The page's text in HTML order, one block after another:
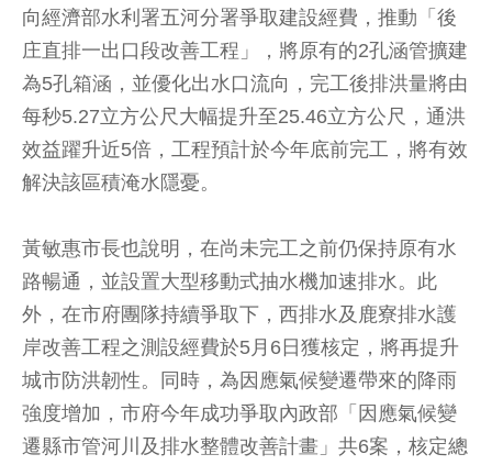
向經濟部水利署五河分署爭取建設經費，推動「後
庄直排一出口段改善工程」，將原有的2孔涵管擴建
為5孔箱涵，並優化出水口流向，完工後排洪量將由
每秒5.27立方公尺大幅提升至25.46立方公尺，通洪
效益躍升近5倍，工程預計於今年底前完工，將有效
解決該區積淹水隱憂。
黃敏惠市長也說明，在尚未完工之前仍保持原有水
路暢通，並設置大型移動式抽水機加速排水。此
外，在市府團隊持續爭取下，西排水及鹿寮排水護
岸改善工程之測設經費於5月6日獲核定，將再提升
城市防洪韌性。同時，為因應氣候變遷帶來的降雨
強度增加，市府今年成功爭取內政部「因應氣候變
遷縣市管河川及排水整體改善計畫」共6案，核定總